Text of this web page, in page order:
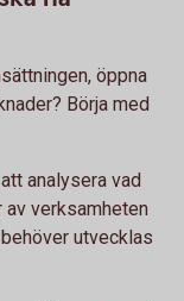
öppna
Börja med
analysera vad
verksamheten
utvecklas